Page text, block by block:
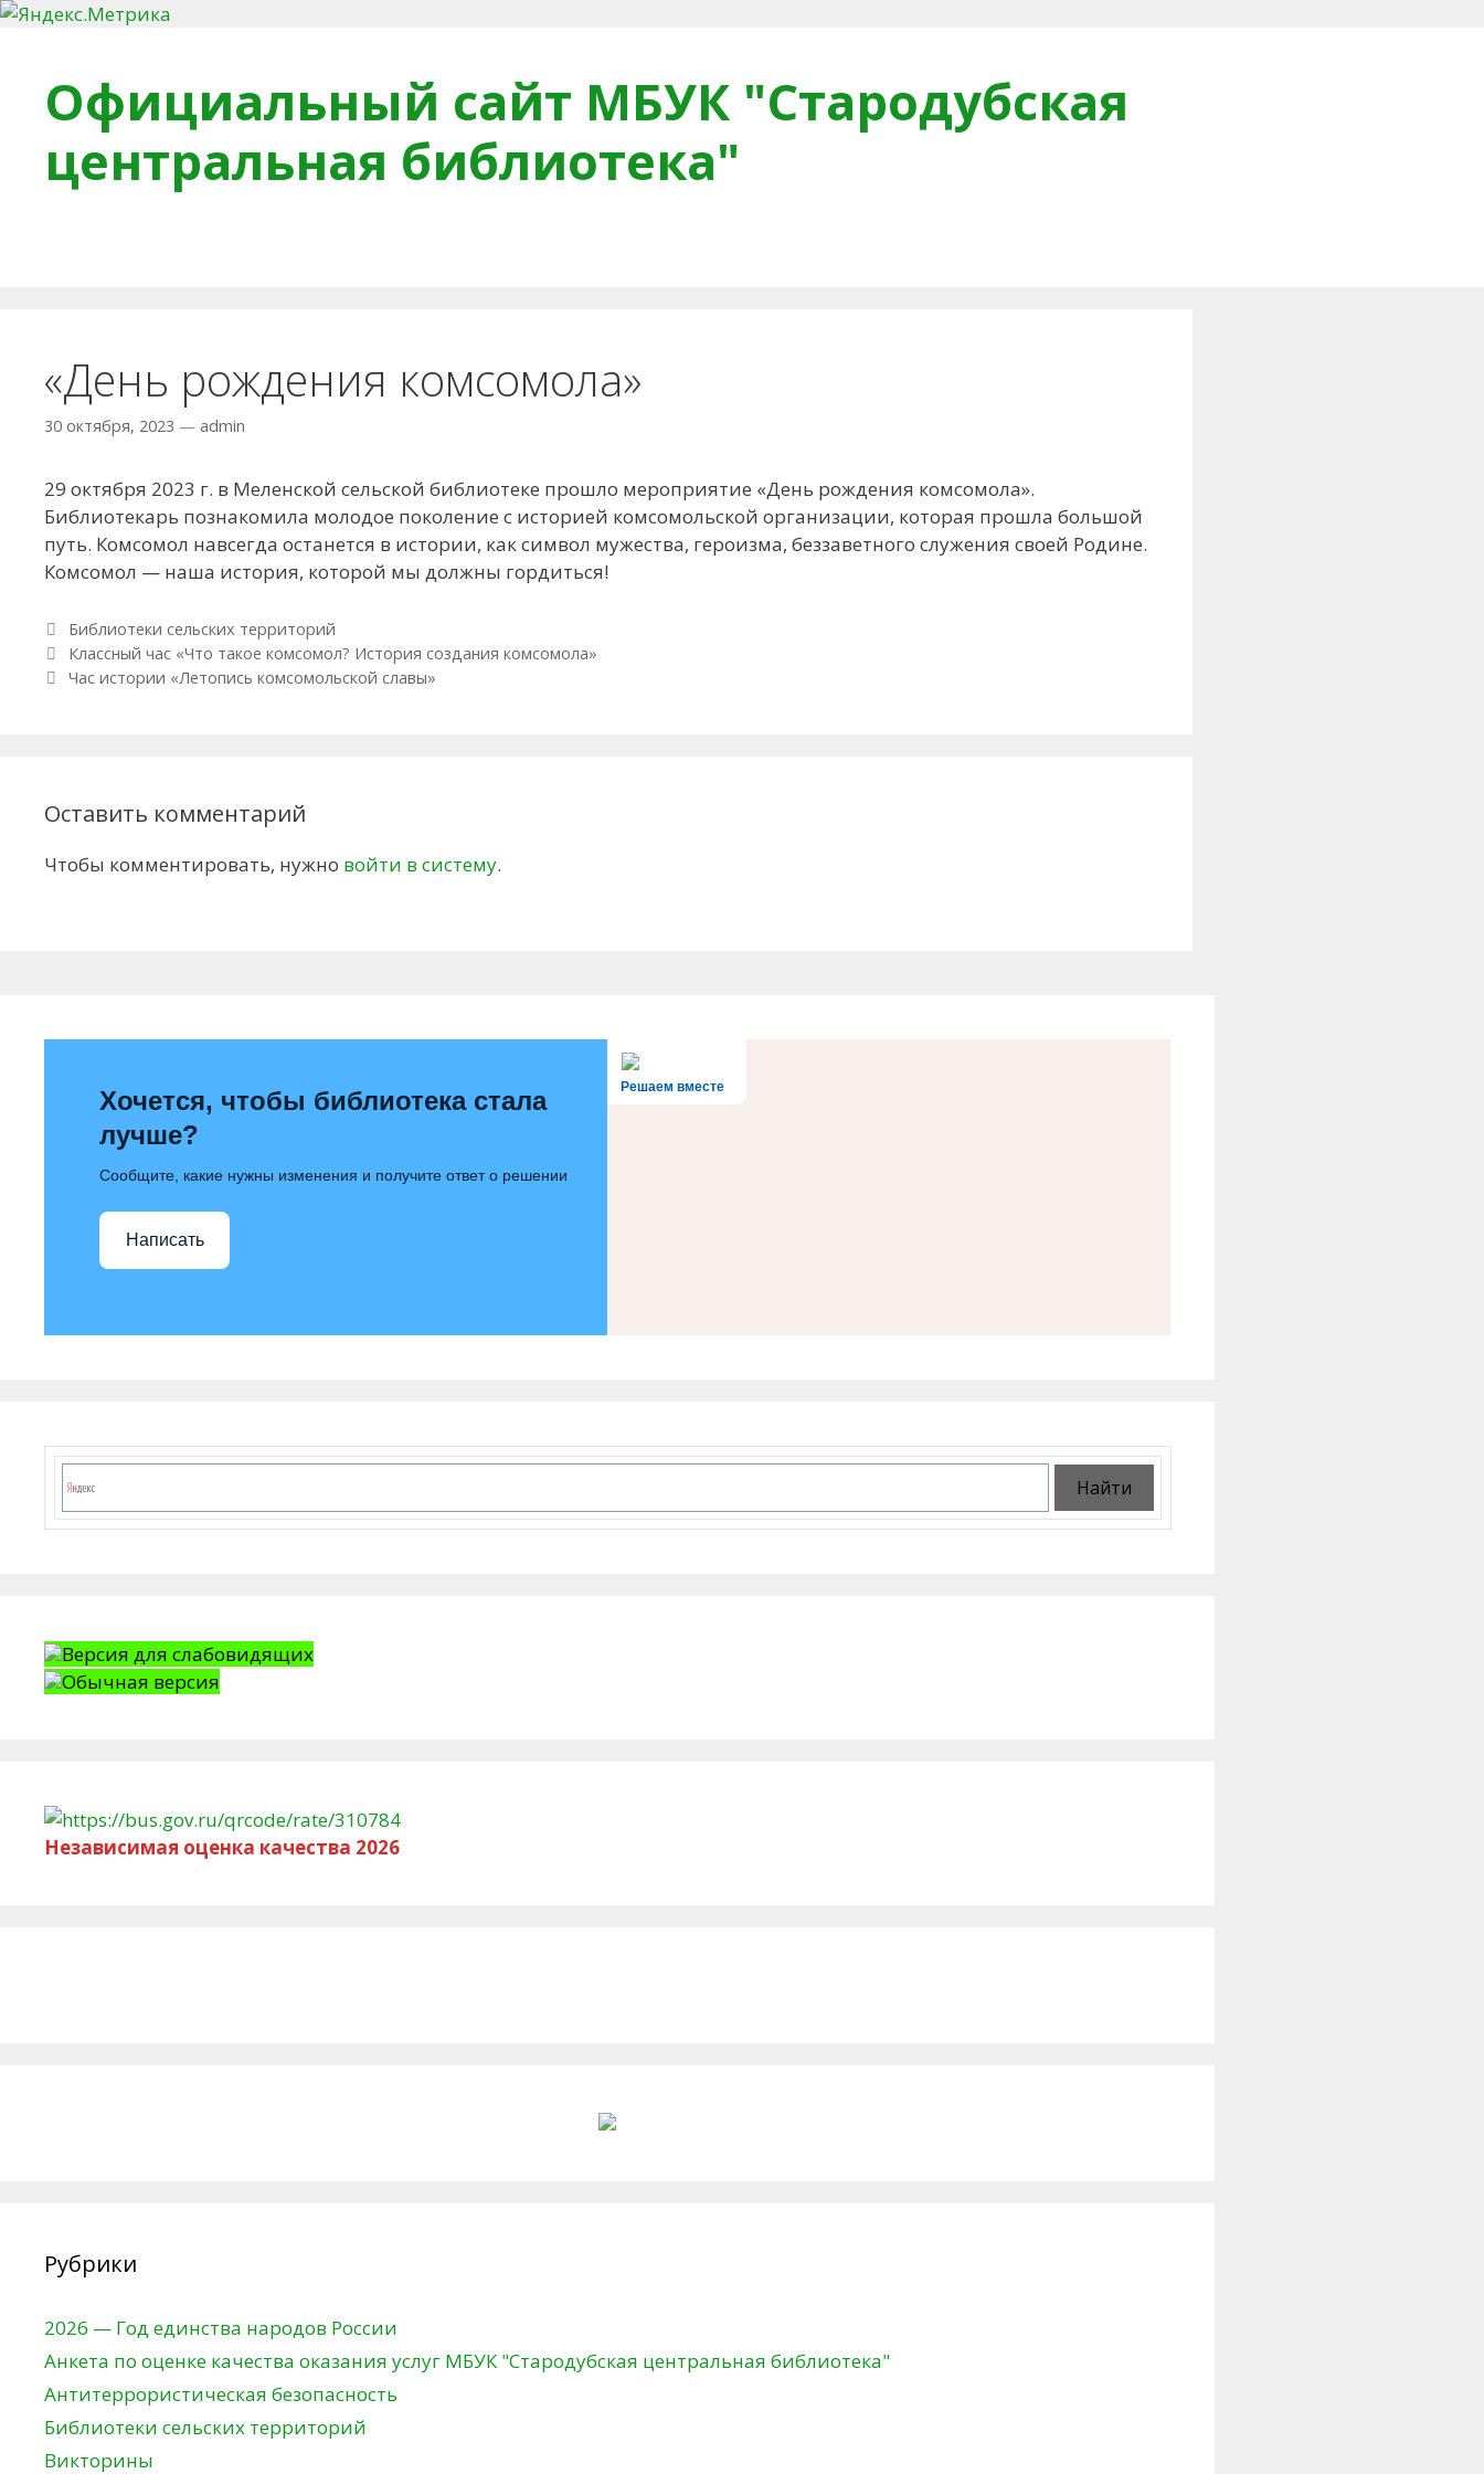
Официальный сайт МБУК "Стародубская
центральная библиотека"
«День рождения комсомола»
30 октября, 2023 — admin
29 октября 2023 г. в Меленской сельской библиотеке прошло мероприятие «День рождения комсомола».
Библиотекарь познакомила молодое поколение с историей комсомольской организации, которая прошла большой
путь. Комсомол навсегда останется в истории, как символ мужества, героизма, беззаветного служения своей Родине.
Комсомол — наша история, которой мы должны гордиться!
Рубрики
Библиотеки сельских территорий
Навигация по записям
Классный час «Что такое комсомол? История создания комсомола»
Час истории «Летопись комсомольской славы»
Оставить комментарий
Чтобы комментировать, нужно войти в систему.
Решаем вместе
Хочется, чтобы библиотека стала
лучше?
Сообщите, какие нужны изменения и получите ответ о решении
Написать
Версия для слабовидящих
Обычная версия
Независимая оценка качества 2026
Рубрики
2026 — Год единства народов России
Анкета по оценке качества оказания услуг МБУК "Стародубская центральная библиотека"
Антитеррористическая безопасность
Библиотеки сельских территорий
Викторины